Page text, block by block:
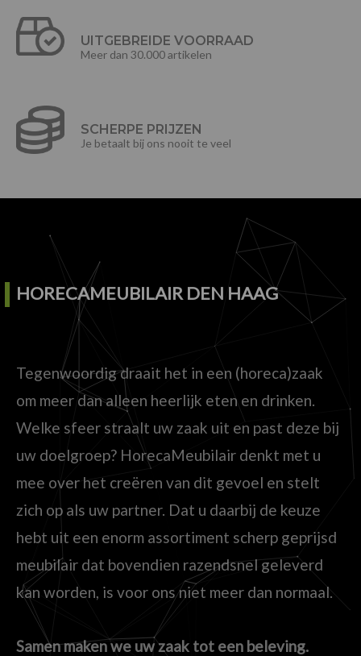
UITGEBREIDE VOORRAAD
Meer dan 30.000 artikelen
SCHERPE PRIJZEN
Je betaalt bij ons nooit te veel
HORECAMEUBILAIR DEN HAAG
Tegenwoordig draait het in een (horeca)zaak
om meer dan alleen heerlijk eten en drinken.
Welke sfeer straalt uw zaak uit en past deze bij
uw doelgroep? HorecaMeubilair denkt met u
mee over het creëren van dit gevoel en stelt
zich op als uw partner. Dat u daarbij de keuze
hebt uit een enorm assortiment scherp geprijsd
meubilair dat bovendien razendsnel geleverd
kan worden, is voor ons niet meer dan normaal.
Samen maken we uw zaak tot een beleving.